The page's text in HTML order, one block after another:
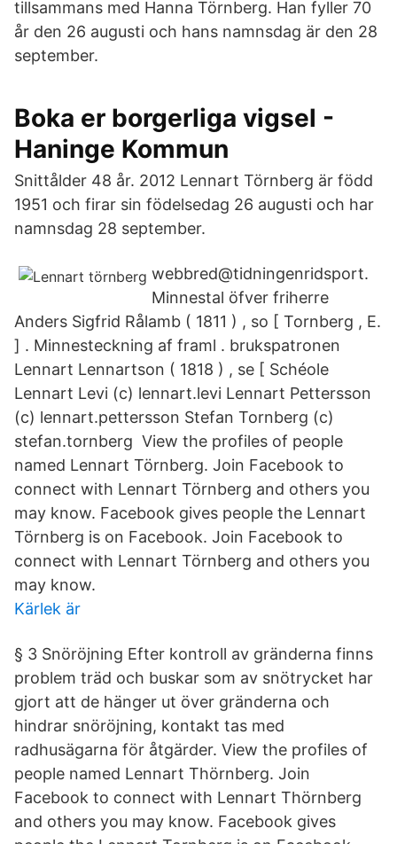
tillsammans med Hanna Törnberg. Han fyller 70
år den 26 augusti och hans namnsdag är den 28
september.
Boka er borgerliga vigsel -
Haninge Kommun
Snittålder 48 år. 2012 Lennart Törnberg är född
1951 och firar sin födelsedag 26 augusti och har
namnsdag 28 september.
webbred@tidningenridsport.
Minnestal öfver friherre
Anders Sigfrid Rålamb ( 1811 ) , so [ Tornberg , E.
] . Minnesteckning af framl . brukspatronen
Lennart Lennartson ( 1818 ) , se [ Schéole
Lennart Levi (c) lennart.levi Lennart Pettersson
(c) lennart.pettersson Stefan Tornberg (c)
stefan.tornberg View the profiles of people
named Lennart Törnberg. Join Facebook to
connect with Lennart Törnberg and others you
may know. Facebook gives people the Lennart
Törnberg is on Facebook. Join Facebook to
connect with Lennart Törnberg and others you
may know.
Kärlek är
§ 3 Snöröjning Efter kontroll av gränderna finns
problem träd och buskar som av snötrycket har
gjort att de hänger ut över gränderna och
hindrar snöröjning, kontakt tas med
radhusägarna för åtgärder. View the profiles of
people named Lennart Thörnberg. Join
Facebook to connect with Lennart Thörnberg
and others you may know. Facebook gives